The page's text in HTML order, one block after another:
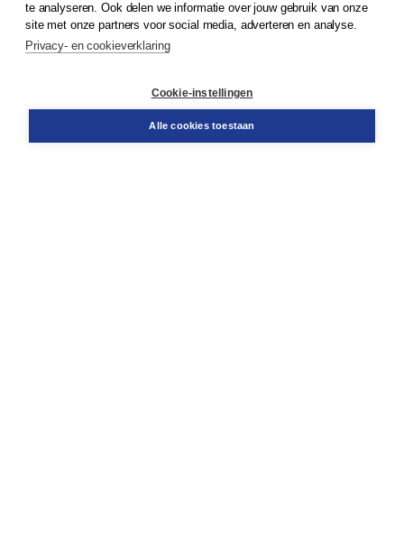
Klantenservice
Service & informatie
Contact
te analyseren. Ook delen we informatie over jouw gebruik van onze
site met onze partners voor social media, adverteren en analyse.
Privacy- en cookieverklaring
Cookie-instellingen
Alle cookies toestaan